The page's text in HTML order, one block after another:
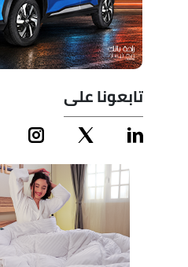
تابعونا على